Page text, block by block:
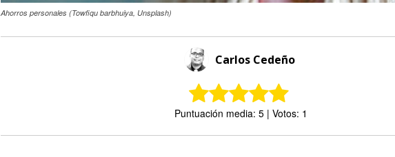
Ahorros personales (Towfiqu barbhuiya, Unsplash)
Carlos Cedeño
Puntuación media: 5 | Votos: 1